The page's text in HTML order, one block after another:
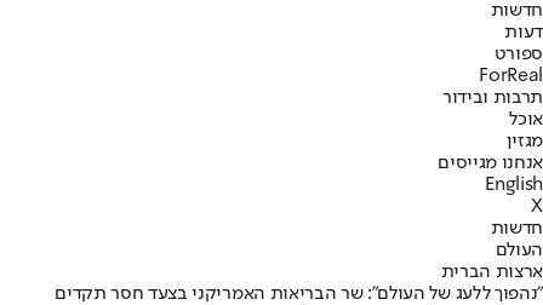
חדשות
דעות
ספורט
ForReal
תרבות ובידור
אוכל
מגזין
אנחנו מגייסים
English
X
חדשות
העולם
ארצות הברית
"נהפוך ללעג של העולם": שר הבריאות האמריקני בצעד חסר תקדים